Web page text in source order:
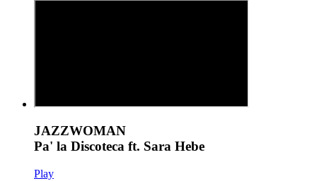
JAZZWOMAN
Pa' la Discoteca ft. Sara Hebe
Play